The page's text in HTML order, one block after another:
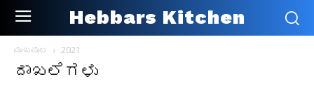
Hebbars Kitchen
ಮುಖಪುಟ 2021
ದಾಖಲೆಗಳು